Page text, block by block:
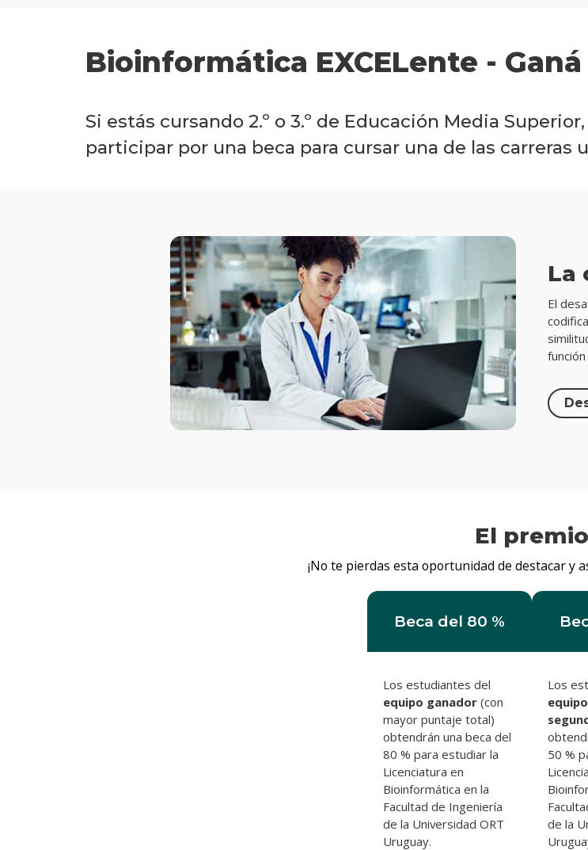
Bioinformática EXCELente -
Si estás cursando 2.º o 3.º de Educación Media
participar por una beca para cursar una de las
La
El
El premio
¡No te pierdas esta oportunidad de destacar y
Beca del 80 %
Los estudiantes del
equipo ganador(con
mayor puntaje total)
obtendrán una beca del
80 % para estudiar la
Licenciatura en
Bioinformática en la
Facultad de Ingeniería
de la Universidad ORT
Uruguay.
Los
50 %
de la